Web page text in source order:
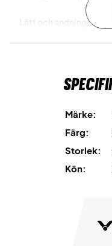
Lätt och andningsbar
Värm upp med stil –
Färg: June BugMärke:
Färg:
Storlek:
Kön: